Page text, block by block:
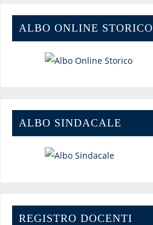
ALBO ONLINE STORICO
ALBO SINDACALE
REGISTRO DOCENTI